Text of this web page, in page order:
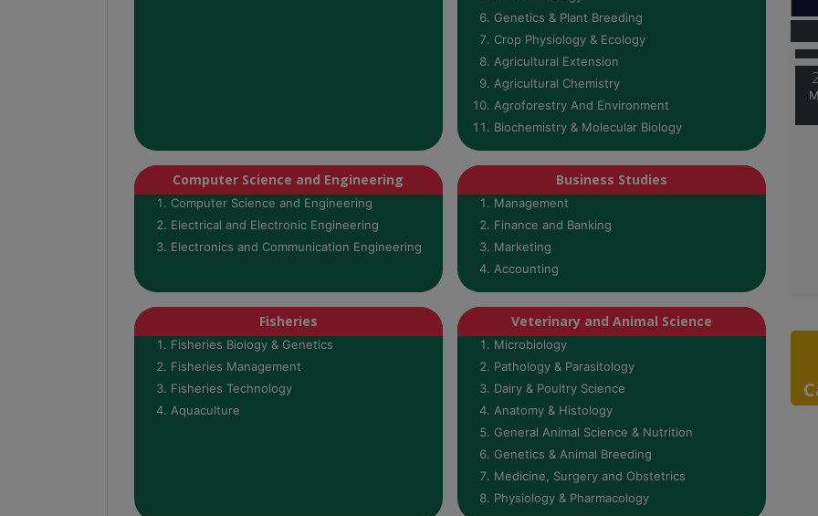
Genetics & Plant Breeding
Crop Physiology & Ecology
Agricultural Extension
Agricultural Chemistry
Agroforestry And Environment
Biochemistry & Molecular Biology
Computer Science and Engineering
Computer Science and Engineering
Electrical and Electronic Engineering
Electronics and Communication Engineering
Business Studies
Management
Finance and Banking
Marketing
Accounting
Fisheries
Fisheries Biology & Genetics
Fisheries Management
Fisheries Technology
Aquaculture
Veterinary and Animal Science
Microbiology
Pathology & Parasitology
Dairy & Poultry Science
Anatomy & Histology
General Animal Science & Nutrition
Genetics & Animal Breeding
Medicine, Surgery and Obstetrics
Physiology & Pharmacology